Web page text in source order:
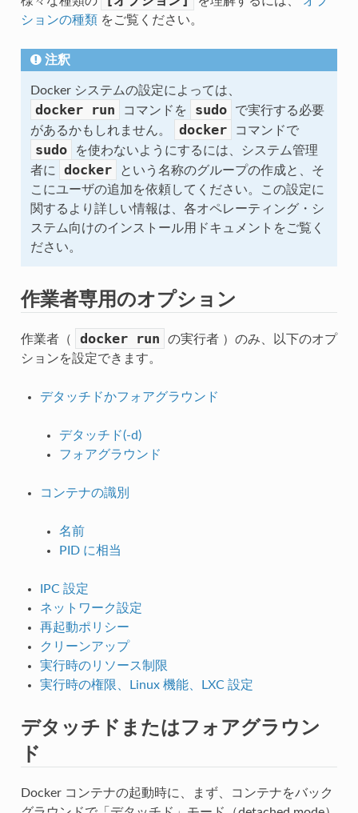
ションの種類 をご覧ください。
注釈
Docker システムの設定によっては、
docker run コマンドを sudo
で実行する必要
があるかもしれません。
docker コマンドで
sudo
を使わないようにするには、システム管理
者に
docker
という名称のグループの作成と、そ
こにユーザの追加を依頼してください。この設定に
関するより詳しい情報は、各オペレーティング・シ
ステム向けのインストール用ドキュメントをご覧く
ださい。
作業者専用のオプション
作業者（ docker run
の実行者 ）のみ、以下のオプ
ションを設定できます。
デタッチドかフォアグラウンド
デタッチド(-d)
フォアグラウンド
コンテナの識別
名前
PID に相当
IPC 設定
ネットワーク設定
再起動ポリシー
クリーンアップ
実行時のリソース制限
実行時の権限、Linux 機能、LXC 設定
デタッチドまたはフォアグラウン
ド
Docker コンテナの起動時に、まず、コンテナをバック